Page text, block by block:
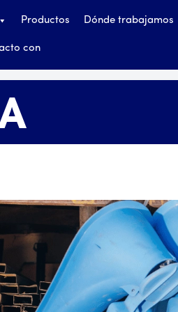
Productos Dónde trabajamos
con